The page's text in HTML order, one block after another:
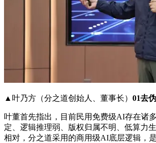
▲叶乃方（分之道创始人、董事长） 01去
叶董首先指出，目前民用免费级AI存在诸
定、逻辑推理弱、版权归属不明、低算力
相对，分之道采用的商用级AI底层逻辑，